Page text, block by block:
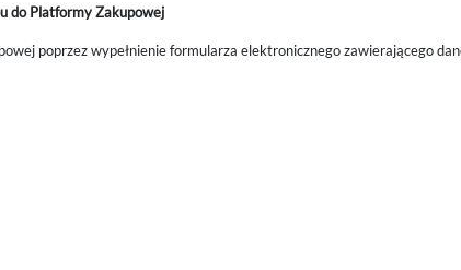
do Platformy Zakupowej
poprzez wypełnienie formularza elektronicznego zawierającego